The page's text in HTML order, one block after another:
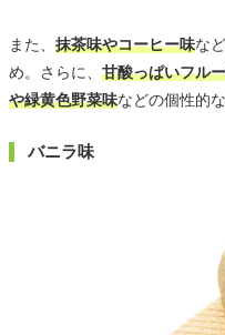
また、 抹茶味やコーヒー味な
め。さらに、 甘酸っぱいフル
や緑黄色野菜味などの個性的
バニラ味